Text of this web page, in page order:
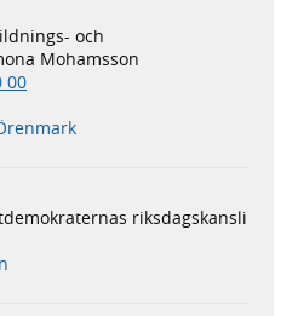
och
Mohamsson
00
riksdagskansli